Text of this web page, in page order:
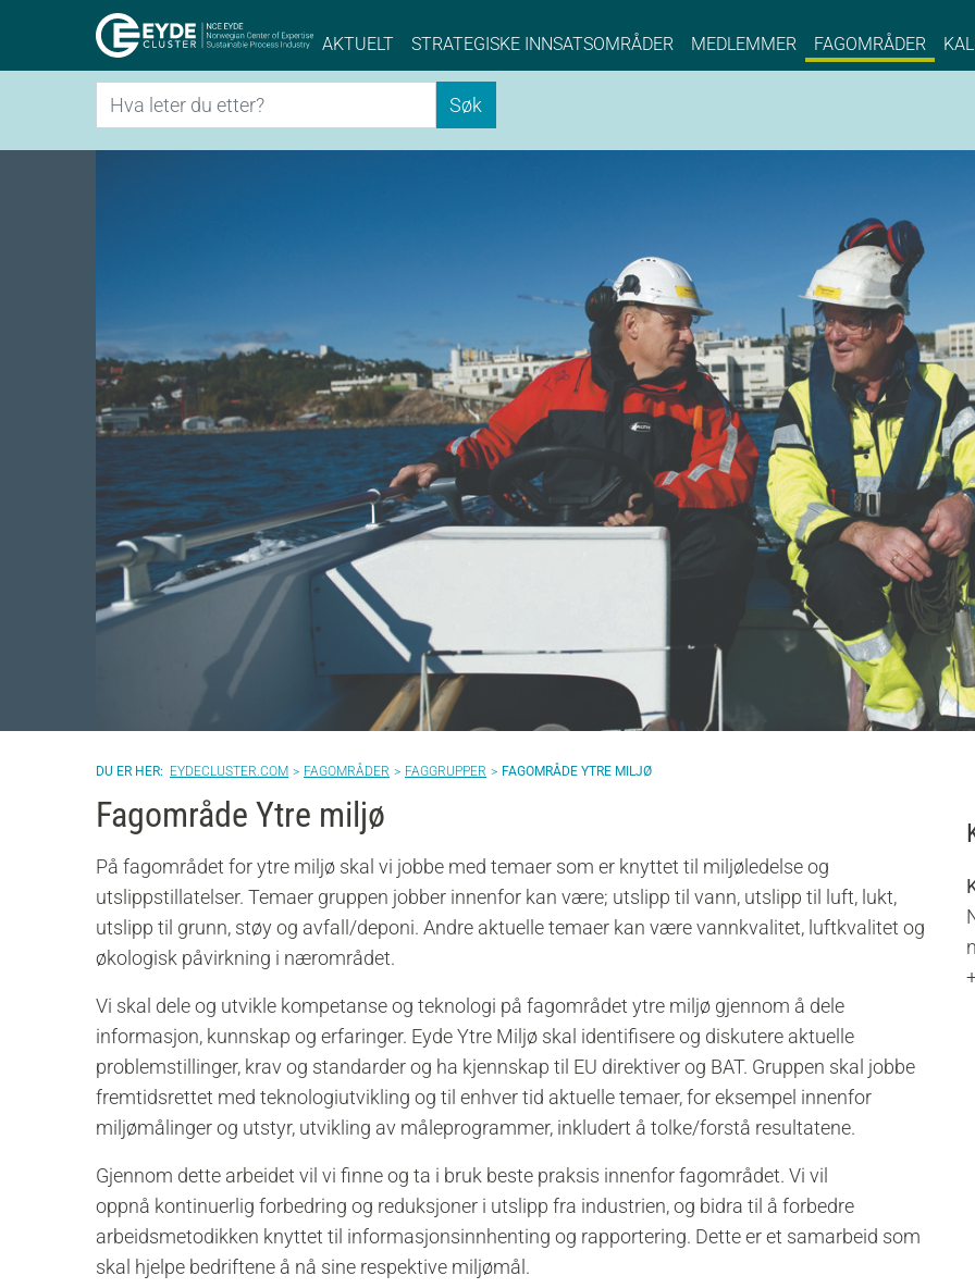
Eyde-Cluster | NCE EYDE, Norwegian Center of Expertise,
AKTUELT STRATEGISKE INNSATSOMRÅDER MEDLEMMER FAGOMRÅDER
Søk Søk
EYDECLUSTER.COM FAGOMRÅDER FAGGRUPPER FAGOMRÅDE YTRE MILJØ
Fagområde Ytre miljø
På fagområdet for ytre miljø skal vi jobbe med temaer som er knyttet til miljøledelse og
utslippstillatelser. Temaer gruppen jobber innenfor kan være; utslipp til vann, utslipp til luft, lukt,
utslipp til grunn, støy og avfall/deponi. Andre aktuelle temaer kan være vannkvalitet, luftkvalitet og
økologisk påvirkning i nærområdet.
Vi skal dele og utvikle kompetanse og teknologi på fagområdet ytre miljø gjennom å dele
informasjon, kunnskap og erfaringer. Eyde Ytre Miljø skal identifisere og diskutere aktuelle
problemstillinger, krav og standarderog ha kjennskap til EU direktiver og BAT. Gruppen skal jobbe
fremtidsrettet med teknologiutvikling og til enhver tid aktuelle temaer, for eksempel innenfor
miljømålinger og utstyr, utvikling av måleprogrammer, inkludert å tolke/forstå resultatene.
Gjennom dette arbeidet vil vi finneog ta i bruk beste praksis innenfor fagområdet. Vi vil
oppnå kontinuerlig forbedring og reduksjoner i utslipp fra industrien,og bidra til å forbedre
arbeidsmetodikken knyttet til informasjonsinnhenting og rapportering. Dette er et samarbeid som
skal hjelpe bedriftene å nå sine respektive miljømål.